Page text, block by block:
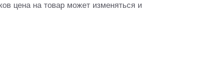
цена на товар может изменяться и